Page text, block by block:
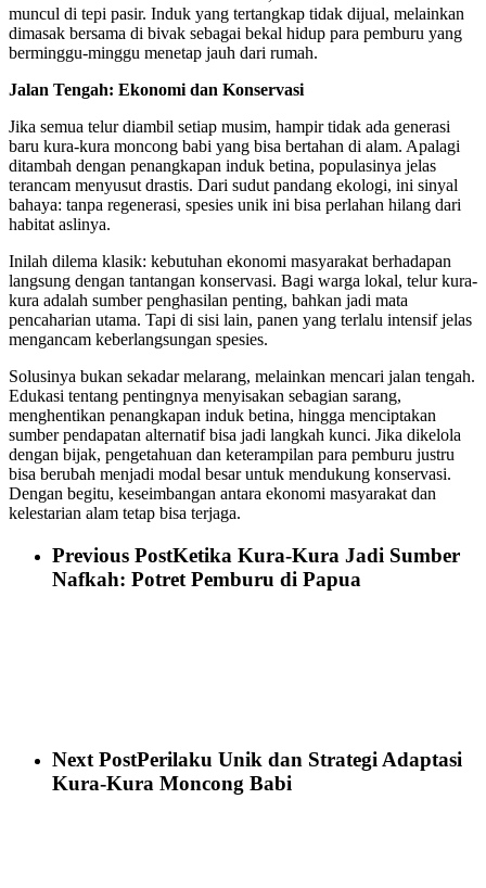
muncul di tepi pasir. Induk yang tertangkap tidak dijual, melainkan
dimasak bersama di bivak sebagai bekal hidup para pemburu yang
berminggu-minggu menetap jauh dari rumah.
Jalan Tengah: Ekonomi dan Konservasi
Jika semua telur diambil setiap musim, hampir tidak ada generasi
baru kura-kura moncong babi yang bisa bertahan di alam. Apalagi
ditambah dengan penangkapan induk betina, populasinya jelas
terancam menyusut drastis. Dari sudut pandang ekologi, ini sinyal
bahaya: tanpa regenerasi, spesies unik ini bisa perlahan hilang dari
habitat aslinya.
Inilah dilema klasik: kebutuhan ekonomi masyarakat berhadapan
langsung dengan tantangan konservasi. Bagi warga lokal, telur kura-
kura adalah sumber penghasilan penting, bahkan jadi mata
pencaharian utama. Tapi di sisi lain, panen yang terlalu intensif jelas
mengancam keberlangsungan spesies.
Solusinya bukan sekadar melarang, melainkan mencari jalan tengah.
Edukasi tentang pentingnya menyisakan sebagian sarang,
menghentikan penangkapan induk betina, hingga menciptakan
sumber pendapatan alternatif bisa jadi langkah kunci. Jika dikelola
dengan bijak, pengetahuan dan keterampilan para pemburu justru
bisa berubah menjadi modal besar untuk mendukung konservasi.
Dengan begitu, keseimbangan antara ekonomi masyarakat dan
kelestarian alam tetap bisa terjaga.
Previous PostKetika Kura-Kura Jadi Sumber
Nafkah: Potret Pemburu di Papua
Next PostPerilaku Unik dan Strategi Adaptasi
Kura-Kura Moncong Babi